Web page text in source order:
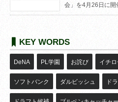
会」を4月26日に開
KEY WORDS
DeNA PL学園 お詫び イチロ
ソフトバンク ダルビッシュ ド